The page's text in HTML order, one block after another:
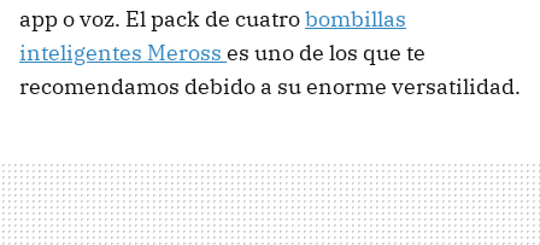
app o voz. El pack de cuatrobombillas
inteligentes Meross es uno de los que te
recomendamos debido a su enorme versatilidad.